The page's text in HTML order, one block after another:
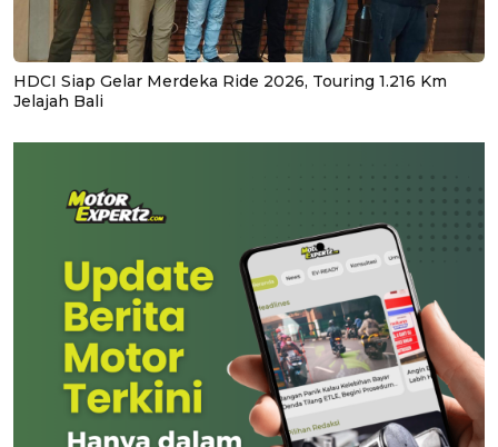
HDCI Siap Gelar Merdeka Ride 2026, Touring 1.216 Km
Jelajah Bali